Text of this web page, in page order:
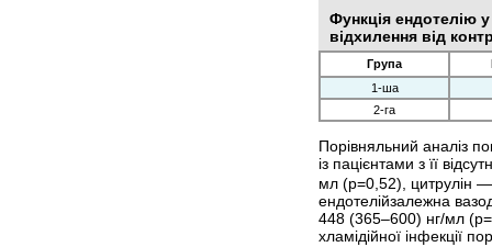
Функція ендотелію у
відхилення від
Група
1-ша
2-га
Порівняльний аналіз
із пацієнтами з її
мл (р=0,52), цитрулін
ендотелійзалежна
448 (365–600) нг/мл
хламідійної інфекції